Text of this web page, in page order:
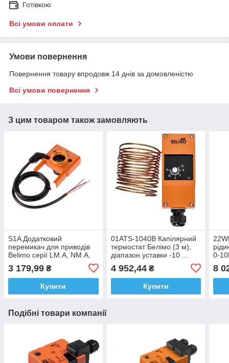
Готівкою
Всі умови оплати
Умови повернення
Повернення товару впродовж 14 днів за домовленістю
Всі умови повернення
З цим товаром також замовляють
S1A Додатковий
перемикач для приводів
Belimo серії LМ.A, NM.A,
3 179,99 ₴
Купити
01ATS-1040B Капілярний
термостат Белімо (3 м),
діапазон уставки -10 ...
4 952,44₴
Купити
0-
8
Подібні товари компанії